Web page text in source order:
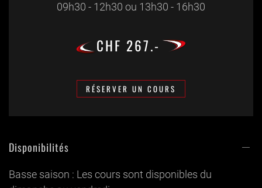
09h30 - 12h30 ou 13h30 - 16h30
CHF 267.-
RÉSERVER UN COURS
Disponibilités
Basse saison : Les cours sont disponibles du